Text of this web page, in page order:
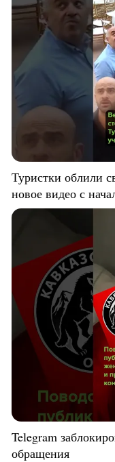
Туристки облили
новое видео с
Telegram
обращения